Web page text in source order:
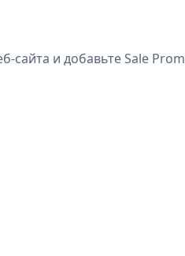
сайта и добавьте Sale